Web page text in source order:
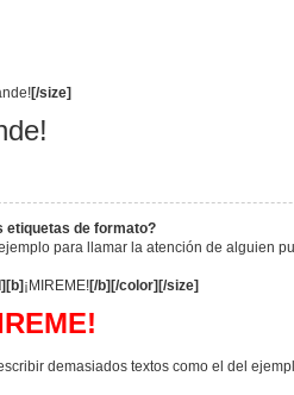
[/size]
etiquetas de formato?
para llamar la atención de alguien
¡MIREME![/b][/color][/size]
demasiados textos como el del